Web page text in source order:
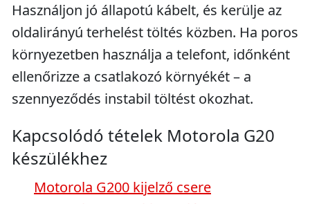
Használjon jó állapotú kábelt, és kerülje az
oldalirányú terhelést töltés közben. Ha poros
környezetben használja a telefont, időnként
ellenőrizze a csatlakozó környékét – a
szennyeződés instabil töltést okozhat.
Kapcsolódó tételek Motorola G20
készülékhez
Motorola G200 kijelző csere